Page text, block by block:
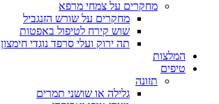
מחקרים על צמחי מרפא
מחקרים על שורש הזנגביל
שוש קירח לטיפול באפטות
תה ירוק ועלי סרפד נוגדי חימצון
המלצות
טיפים
תזונה
גלילה או שושני תמרים